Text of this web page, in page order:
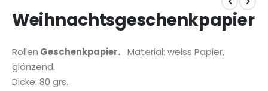
Bildgalerie
Weihnachtsgeschenkpapier
Rollen Geschenkpapier. Material: weiss Papier,
glänzend.
Dicke: 80 grs.